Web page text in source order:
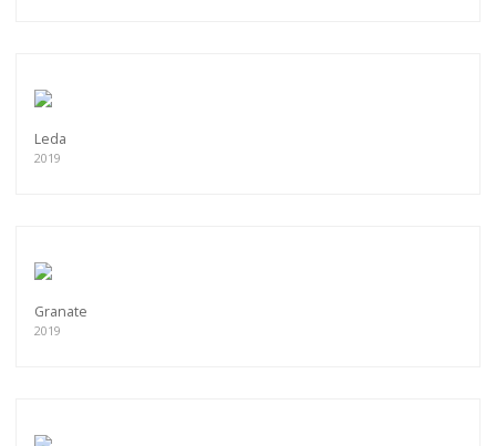
Leda
2019
Granate
2019